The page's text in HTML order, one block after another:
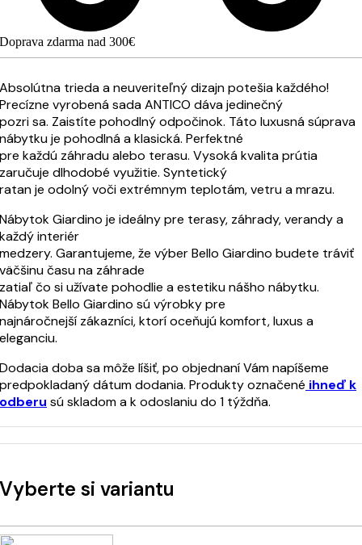
Doprava zdarma nad 300€
Absolútna trieda a neuveriteľný dizajn potešia každého!
Precízne vyrobená sada ANTICO dáva jedinečný
pozri sa. Zaistíte pohodlný odpočinok. Táto luxusná súprava
nábytku je pohodlná a klasická. Perfektné
pre každú záhradu alebo terasu. Vysoká kvalita prútia
zaručuje dlhodobé využitie. Syntetický
ratan je odolný voči extrémnym teplotám, vetru a mrazu.
Nábytok Giardino je ideálny pre terasy, záhrady, verandy a
každý interiér
medzery. Garantujeme, že výber Bello Giardino budete tráviť
väčšinu času na záhrade
zatiaľ čo si užívate pohodlie a estetiku nášho nábytku.
Nábytok Bello Giardino sú výrobky pre
najnáročnejší zákazníci, ktorí oceňujú komfort, luxus a
eleganciu.
Dodacia doba sa môže líšiť, po objednaní Vám napíšeme
predpokladaný dátum dodania. Produkty označené ihneď k
odberu sú skladom a k odoslaniu do 1 týždňa.
Vyberte si variantu